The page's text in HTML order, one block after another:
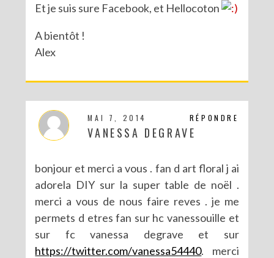
Et je suis sure Facebook, et Hellocoton
A bientôt !
Alex
RÉPONDRE
MAI 7, 2014
VANESSA DEGRAVE
bonjour et merci a vous . fan d art floral j ai
adorela DIY sur la super table de noël .
merci a vous de nous faire reves . je me
permets d etres fan sur hc vanessouille et
sur fc vanessa degrave et sur
https://twitter.com/vanessa54440. merci